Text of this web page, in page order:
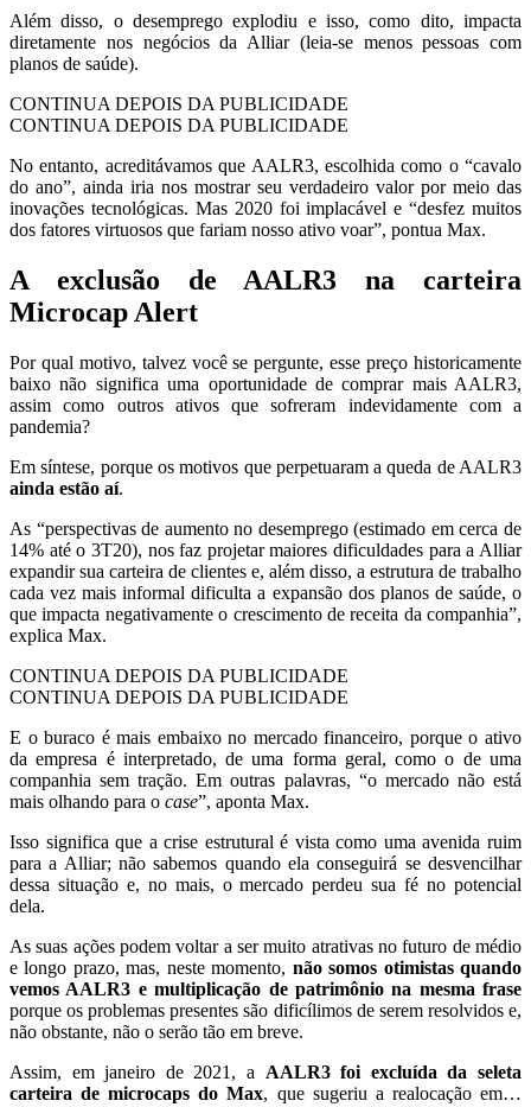
Além disso, o desemprego explodiu e isso, como dito, impacta
diretamente nos negócios da Alliar (leia-se menos pessoas com
planos de saúde).
CONTINUA DEPOIS DA PUBLICIDADE
CONTINUA DEPOIS DA PUBLICIDADE
No entanto, acreditávamos que AALR3, escolhida como o “cavalo
do ano”, ainda iria nos mostrar seu verdadeiro valor por meio das
inovações tecnológicas. Mas 2020 foi implacável e “desfez muitos
dos fatores virtuosos que fariam nosso ativo voar”, pontua Max.
A exclusão de AALR3 na carteira
Microcap Alert
Por qual motivo, talvez você se pergunte, esse preço historicamente
baixo não significa uma oportunidade de comprar mais AALR3,
assim como outros ativos que sofreram indevidamente com a
pandemia?
Em síntese, porque os motivos que perpetuaram a queda de AALR3
ainda estão aí.
As “perspectivas de aumento no desemprego (estimado em cerca de
14% até o 3T20), nos faz projetar maiores dificuldades para a Alliar
expandir sua carteira de clientes e, além disso, a estrutura de trabalho
cada vez mais informal dificulta a expansão dos planos de saúde, o
que impacta negativamente o crescimento de receita da companhia”,
explica Max.
CONTINUA DEPOIS DA PUBLICIDADE
CONTINUA DEPOIS DA PUBLICIDADE
E o buraco é mais embaixo no mercado financeiro, porque o ativo
da empresa é interpretado, de uma forma geral, como o de uma
companhia sem tração. Em outras palavras, “o mercado não está
mais olhando para o case”, aponta Max.
Isso significa que a crise estrutural é vista como uma avenida ruim
para a Alliar; não sabemos quando ela conseguirá se desvencilhar
dessa situação e, no mais, o mercado perdeu sua fé no potencial
dela.
As suas ações podem voltar a ser muito atrativas no futuro de médio
e longo prazo, mas, neste momento, não somos otimistas quando
vemos AALR3 e multiplicação de patrimônio na mesma frase
porque os problemas presentes são dificílimos de serem resolvidos e,
não obstante, não o serão tão em breve.
Assim, em janeiro de 2021, a AALR3 foi excluída da seleta
carteira de microcaps do Max, que sugeriu a realocação em…